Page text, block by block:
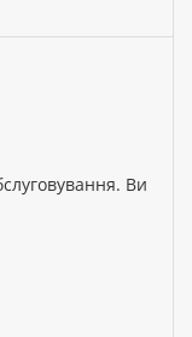
Ви